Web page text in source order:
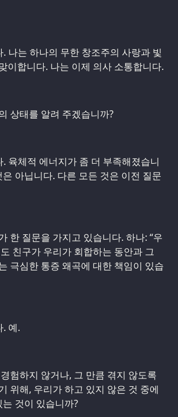
. 나는 하나의 무한 창조주의 사랑과 빛
이합니다. 나는 이제 의사 소통합니다.
상태를 알려 주겠습니까?
. 육체적 에너지가 좀 더 부족해졌습니
아닙니다. 다른 모든 것은 이전 질문
한 질문을 가지고 있습니다. 하나: “우
친구가 우리가 회합하는 동안과 그
극심한 통증 왜곡에 대한 책임이 있습
. 예.
험하지 않거나, 그 만큼 겪지 않도록
위해, 우리가 하고 있지 않은 것 중에
것이 있습니까?